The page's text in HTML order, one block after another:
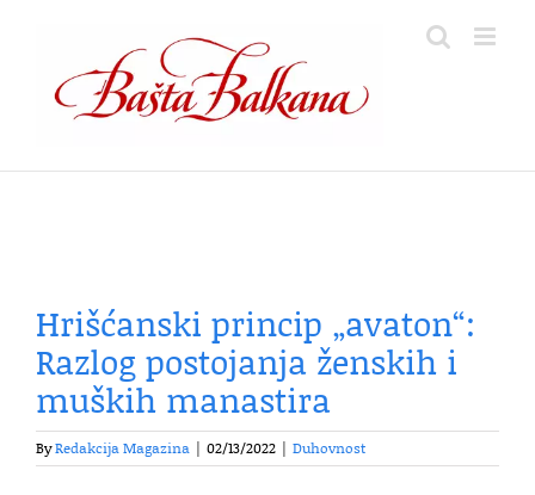
content
Hrišćanski princip „avaton“:
Razlog postojanja ženskih i
muških manastira
ByRedakcija Magazina 02/13/2022 Duhovnost